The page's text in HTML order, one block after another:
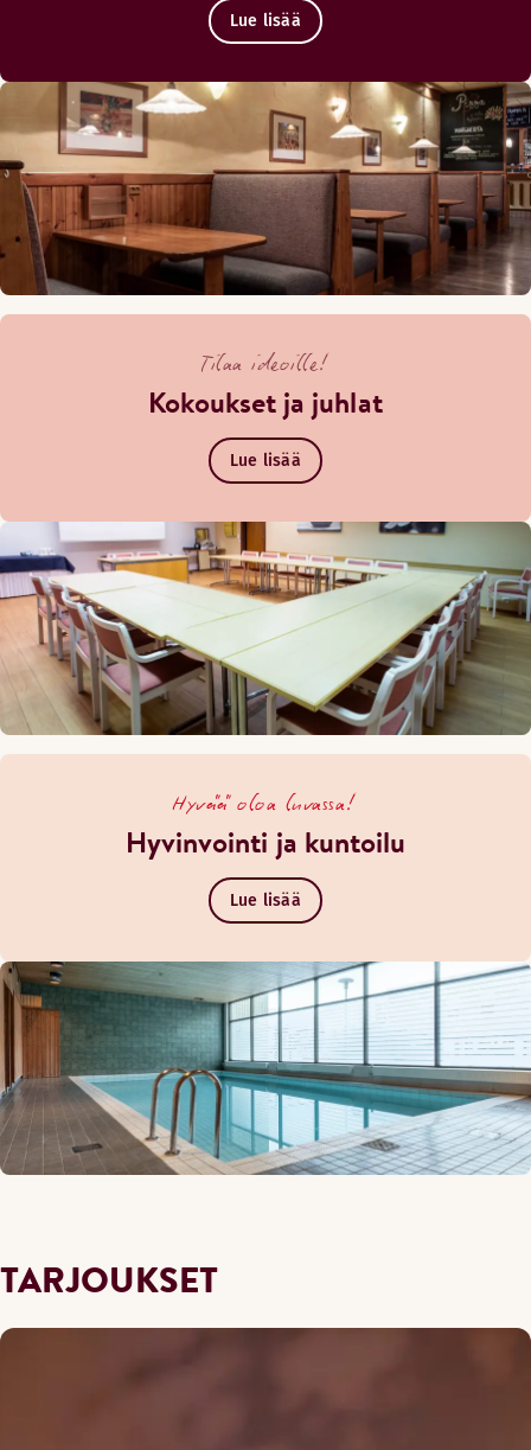
Lue lisää
Tilaa ideoille!
Kokoukset ja juhlat
Lue lisää
Hyvää oloa luvassa!
Hyvinvointi ja kuntoilu
Lue lisää
TARJOUKSET